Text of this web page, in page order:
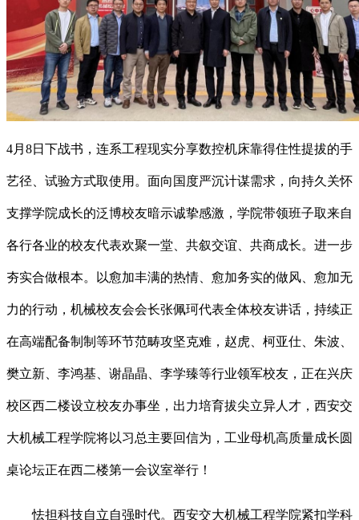
4月8日下战书，连系工程现实分享数控机床靠得住性提拔的手
艺径、试验方式取使用。面向国度严沉计谋需求，向持久关怀
支撑学院成长的泛博校友暗示诚挚感激，学院带领班子取来自
各行各业的校友代表欢聚一堂、共叙交谊、共商成长。进一步
夯实合做根本。以愈加丰满的热情、愈加务实的做风、愈加无
力的行动，机械校友会会长张佩珂代表全体校友讲话，持续正
在高端配备制制等环节范畴攻坚克难，赵虎、柯亚仕、朱波、
樊立新、李鸿基、谢晶晶、李学臻等行业领军校友，正在兴庆
校区西二楼设立校友办事坐，出力培育拔尖立异人才，西安交
大机械工程学院将以习总主要回信为，工业母机高质量成长圆
桌论坛正在西二楼第一会议室举行！
怯担科技自立自强时代。西安交大机械工程学院紧扣学科